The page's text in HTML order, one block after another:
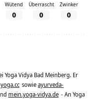
Wütend
0
Überrascht
0
Zwinker
0
Yoga Vidya Bad Meinberg. Er
sowieayurveda-
mein.yoga-vidya.de - An Yoga